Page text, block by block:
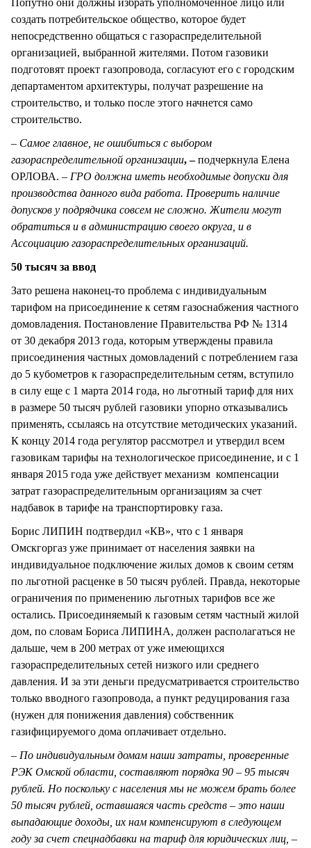
создать потребительское общество, которое будет
непосредственно общаться с газораспределительной
организацией, выбранной жителями. Потом газовики
подготовят проект газопровода, согласуют его с городским
департаментом архитектуры, получат разрешение на
строительство, и только после этого начнется само
строительство.
– Самое главное, не ошибиться с выбором
газораспределительной организации, –подчеркнула Елена
ОРЛОВА. – ГРО должна иметь необходимые допуски для
производства данного вида работа. Проверить наличие
допусков у подрядчика совсем не сложно. Жители могут
обратиться и в администрацию своего округа, и в
Ассоциацию газораспределительных организаций.
50 тысяч за ввод
Зато решена наконец-то проблема с индивидуальным
тарифом на присоединение к сетям газоснабжения частного
домовладения. Постановление Правительства РФ № 1314
от 30 декабря 2013 года, которым утверждены правила
присоединения частных домовладений с потреблением газа
до 5 кубометров к газораспределительным сетям, вступило
в силу еще с 1 марта 2014 года, но льготный тариф для них
в размере 50 тысяч рублей газовики упорно отказывались
применять, ссылаясь на отсутствие методических указаний.
К концу 2014 года регулятор рассмотрел и утвердил всем
газовикам тарифы на технологическое присоединение, и с 1
января 2015 года уже действует механизм компенсации
затрат газораспределительным организациям за счет
надбавок в тарифе на транспортировку газа.
Борис ЛИПИН подтвердил «КВ», что с 1 января
Омскгоргаз уже принимает от населения заявки на
индивидуальное подключение жилых домов к своим сетям
по льготной расценке в 50 тысяч рублей. Правда, некоторые
ограничения по применению льготных тарифов все же
остались. Присоединяемый к газовым сетям частный жилой
дом, по словам Бориса ЛИПИНА, должен располагаться не
дальше, чем в 200 метрах от уже имеющихся
газораспределительных сетей низкого или среднего
давления. И за эти деньги предусматривается строительство
только вводного газопровода, а пункт редуцирования газа
(нужен для понижения давления) собственник
газифицируемого дома оплачивает отдельно.
– По индивидуальным домам наши затраты, проверенные
РЭК Омской области, составляют порядка 90 – 95 тысяч
рублей. Но поскольку с населения мы не можем брать более
50 тысяч рублей, оставшаяся часть средств – это наши
выпадающие доходы, их нам компенсируют в следующем
году за счет спецнадбавки на тариф для юридических лиц, –